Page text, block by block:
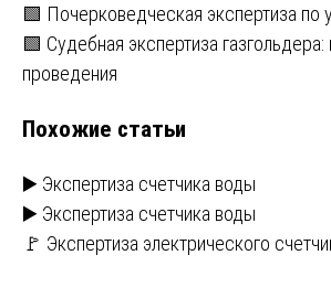
Навигация
по
🟩 Почерковедческая экспертиза по
🟩 Судебная экспертиза
проведения
Похожие статьи
▶️ Экспертиза счетчика воды
▶️ Экспертиза счетчика воды
🚩 Экспертиза электрического